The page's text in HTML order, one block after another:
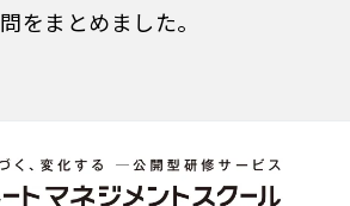
問をまとめました。